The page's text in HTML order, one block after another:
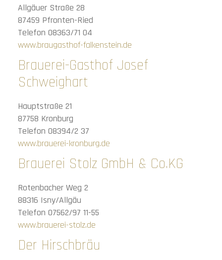
Allgäuer Straße 28
87459 Pfronten-Ried
Telefon 08363/71 04
www.braugasthof-falkenstein.de
Brauerei-Gasthof Josef
Schweighart
Hauptstraße 21
87758 Kronburg
Telefon 08394/2 37
www.brauerei-kronburg.de
Brauerei Stolz GmbH & Co.KG
Rotenbacher Weg 2
88316 Isny/Allgäu
Telefon 07562/97 11-55
www.brauerei-stolz.de
Der Hirschbräu